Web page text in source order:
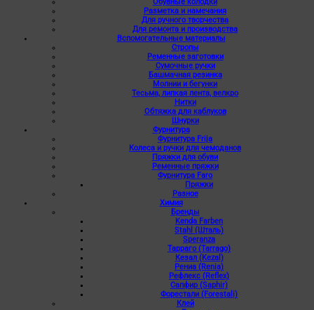
Обувные колодки
Разметка и намечания
Для ручного творчества
Для ремонта и производства
Вспомогательные материалы
Стропы
Ременные заготовки
Сумочные ручки
Башмачная резинка
Молнии и бегунки
Тесьма, липкая лента, велкро
Нитки
Обтяжка для каблуков
Шнурки
Фурнитура
Фурнитура Frija
Колеса и ручки для чемоданов
Пряжки для обуви
Ременные пряжки
Фурнитура Faro
Пряжки
Разное
Химия
Бренды
Kenda Farben
Stahl (Шталь)
Speranza
Тарраго (Tarrago)
Кезал (Kezal)
Рениа (Renia)
Рефлекс (Reflex)
Сапфир (Saphir)
Форестали (Forestali)
Клей